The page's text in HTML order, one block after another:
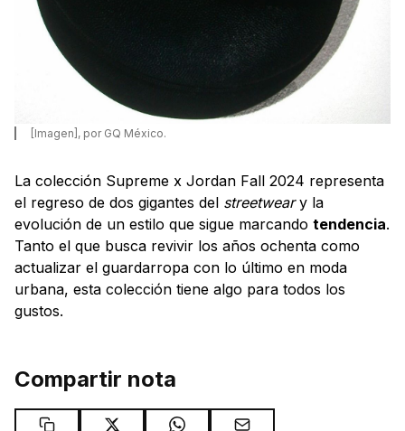
[Imagen], por GQ México.
La colección Supreme x Jordan Fall 2024 representa
el regreso de dos gigantes del streetweary la
evolución de un estilo que sigue marcando tendencia.
Tanto el que busca revivir los años ochenta como
actualizar el guardarropa con lo último en moda
urbana, esta colección tiene algo para todos los
gustos.
Compartir nota